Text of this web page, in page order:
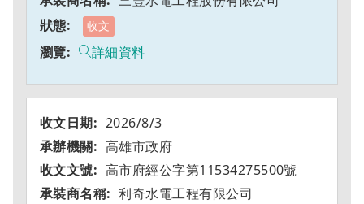
收文
詳細資料
2026/8/3
高雄市政府
高市府經公字第11534275500號
利奇水電工程有限公司